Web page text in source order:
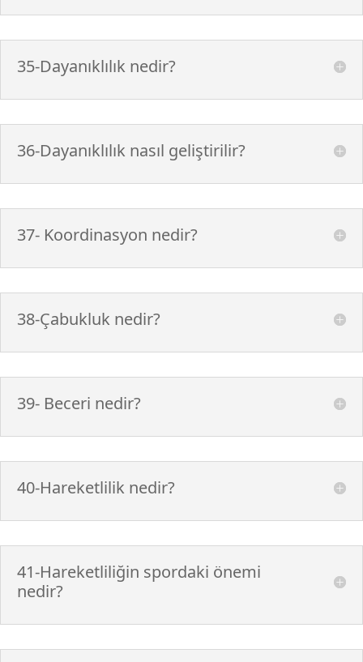
35-Dayanıklılık nedir?
36-Dayanıklılık nasıl geliştirilir?
37- Koordinasyon nedir?
38-Çabukluk nedir?
39- Beceri nedir?
40-Hareketlilik nedir?
41-Hareketliliğin spordaki önemi
nedir?